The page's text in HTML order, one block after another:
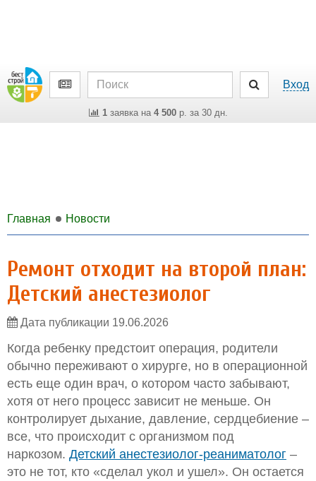
Вход
1заявка на 4 500р. за 30 дн.
Главная Новости
Ремонт отходит на второй план:
Детский анестезиолог
Дата публикации 19.06.2026
Когда ребенку предстоит операция, родители
обычно переживают о хирурге, но в операционной
есть еще один врач, о котором часто забывают,
хотя от него процесс зависит не меньше. Он
контролирует дыхание, давление, сердцебиение –
все, что происходит с организмом под
наркозом. Детский анестезиолог-реаниматолог –
это не тот, кто «сделал укол и ушел». Он остается